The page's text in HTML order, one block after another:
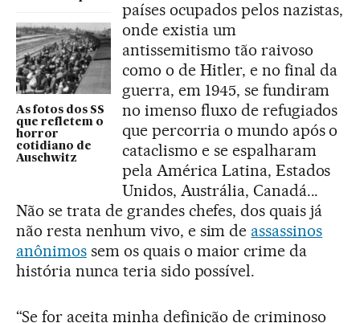
As fotos dos SS
que refletem o
horror
cotidiano de
Auschwitz
países ocupados pelos nazistas,
onde existia um
antissemitismo tão raivoso
como o de Hitler, e no final da
guerra, em 1945, se fundiram
no imenso fluxo de refugiados
que percorria o mundo após o
cataclismo e se espalharam
pela América Latina, Estados
Unidos, Austrália, Canadá...
Não se trata de grandes chefes, dos quais já
não resta nenhum vivo, e sim de assassinos
anônimossem os quais o maior crime da
história nunca teria sido possível.
“Se for aceita minha definição de criminoso